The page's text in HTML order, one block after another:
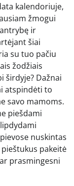
kalendoriuje,
žmogui
ir
šiai
su tuo pačiu
žodžiais
širdyje? Dažnai
atspindėti to
savo mamoms.
piešdami
nuskintas
pakeitė
prasmingesni